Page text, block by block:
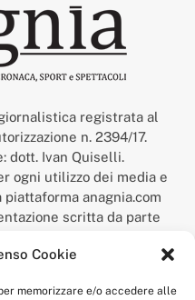
Cookie
memorizzare e/o accedere alle
registrata al
n. 2394/17.
dott. Ivan Quiselli.
ogni utilizzo dei media e
anagnia.com
scritta da parte
presso l’Ufficio Italiano